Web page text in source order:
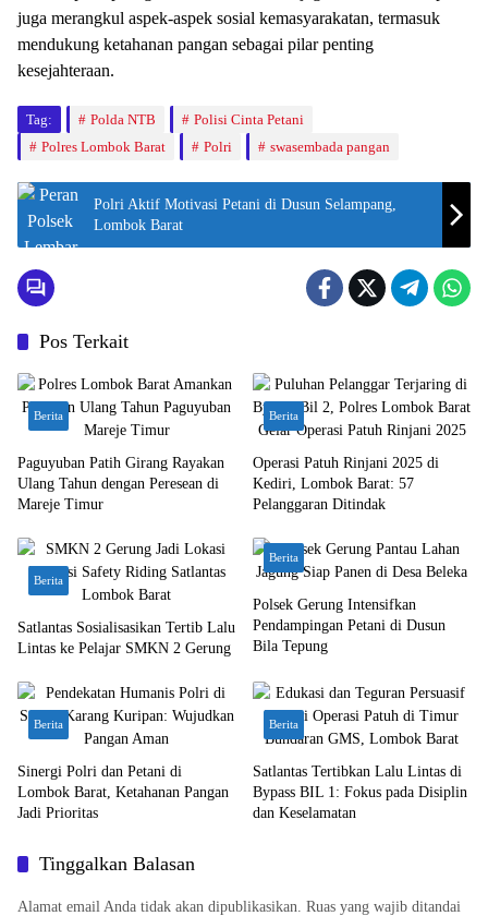
juga merangkul aspek-aspek sosial kemasyarakatan, termasuk
mendukung ketahanan pangan sebagai pilar penting
kesejahteraan.
Tag: Polda NTB
Polisi Cinta Petani
Polres Lombok Barat
Polri swasembada pangan
Polri Aktif Motivasi Petani di Dusun Selampang,
Lombok Barat
Pos Terkait
Berita
Paguyuban Patih Girang Rayakan
Ulang Tahun dengan Peresean di
Mareje Timur
Berita
Operasi Patuh Rinjani 2025 di
Kediri, Lombok Barat: 57
Pelanggaran Ditindak
Berita
Satlantas Sosialisasikan Tertib Lalu
Lintas ke Pelajar SMKN 2 Gerung
Berita
Polsek Gerung Intensifkan
Pendampingan Petani di Dusun
Bila Tepung
Berita
Sinergi Polri dan Petani di
Lombok Barat, Ketahanan Pangan
Jadi Prioritas
Berita
Satlantas Tertibkan Lalu Lintas di
Bypass BIL 1: Fokus pada Disiplin
dan Keselamatan
Tinggalkan Balasan
Alamat email Anda tidak akan dipublikasikan. Ruas yang wajib ditandai